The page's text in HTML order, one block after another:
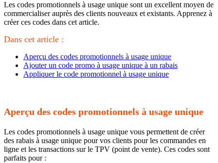
Les codes promotionnels à usage unique sont un excellent moyen de
commercialiser auprès des clients nouveaux et existants. Apprenez à
créer ces codes dans cet article.
Dans cet article :
Aperçu des codes promotionnels à usage unique
Ajouter un code promo à usage unique à un rabais
Appliquer le code promotionnel à usage unique
Aperçu des codes promotionnels à usage unique
Les codes promotionnels à usage unique vous permettent de créer
des rabais à usage unique pour vos clients pour les commandes en
ligne et les transactions sur le TPV (point de vente). Ces codes sont
parfaits pour :